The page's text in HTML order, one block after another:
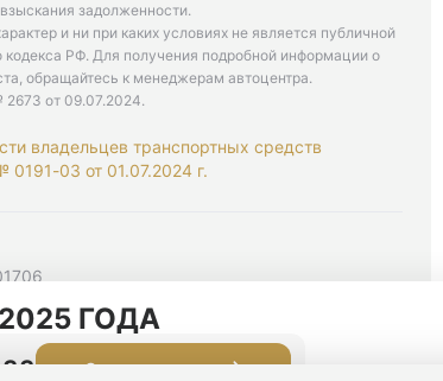
задолженности.
и ни при каких условиях не является публичной
РФ. Для получения подробной информации о
обращайтесь к менеджерам автоцентра.
от 09.07.2024.
владельцев транспортных средств
03 от 01.07.2024 г.
ГОДА
Оставить заявку